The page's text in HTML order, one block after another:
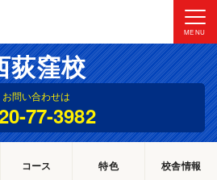
MENU
荻窪校
お問い合わせは
77-3982
コース 特色 校舎情報